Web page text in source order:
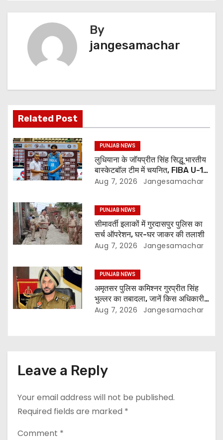
By
jangesamachar
Related Post
PUNJAB NEWS
लुधियाना के जॉयप्रीत सिंह सिद्धू भारतीय
बास्केटबॉल टीम में चयनित, FIBA U-18
एशिया कप में दिखाएंगे दम
Aug 7, 2026 Jangesamachar
PUNJAB NEWS
सीमावर्ती इलाकों में गुरदासपुर पुलिस का
सर्च ऑपरेशन, घर-घर जाकर की तलाशी
Aug 7, 2026 Jangesamachar
PUNJAB NEWS
अमृतसर पुलिस कमिश्नर गुरप्रीत सिंह
भुल्लर का तबादला, जानें किस अधिकारी
को मिली नई जिम्मेदारी
Aug 7, 2026 Jangesamachar
Leave a Reply
Your email address will not be published.
Required fields are marked *
Comment *